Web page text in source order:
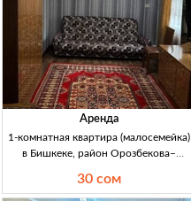
Аренда
1-комнатная квартира (малосемейка)
в Бишкеке, район Орозбекова–
срок 1кв (малосемейка) Бишкек, р-н
30 сом